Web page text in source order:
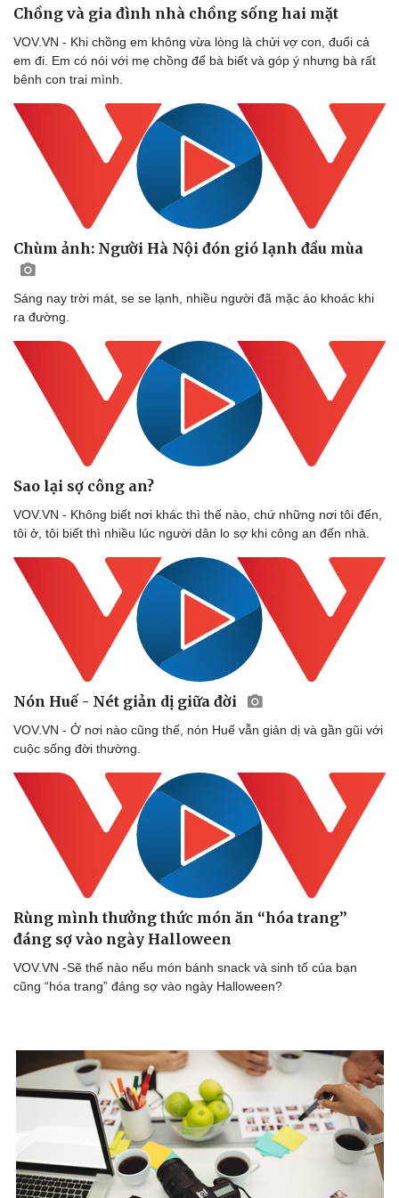
Doanh nghiệp
Thông tin doanh nghiệp
Doanh nghiệp 24h
Doanh nhân
Vì cộng đồng
Sành điệu
Tin Công nghệ
Trải nghiệm
Chuyển đổi số
Chồng và gia đình nhà chồng sống hai mặt
VOV.VN - Khi chồng em không vừa lòng là chửi vợ con, đuổi cả
em đi. Em có nói với mẹ chồng để bà biết và góp ý nhưng bà rất
bênh con trai mình.
Chùm ảnh: Người Hà Nội đón gió lạnh đầu mùa
Sáng nay trời mát, se se lạnh, nhiều người đã mặc áo khoác khi
ra đường.
Sao lại sợ công an?
VOV.VN - Không biết nơi khác thì thế nào, chứ những nơi tôi đến,
tôi ở, tôi biết thì nhiều lúc người dân lo sợ khi công an đến nhà.
Nón Huế - Nét giản dị giữa đời
VOV.VN - Ở nơi nào cũng thế, nón Huế vẫn giản dị và gần gũi với
cuộc sống đời thường.
Rùng mình thưởng thức món ăn “hóa trang”
đáng sợ vào ngày Halloween
VOV.VN -Sẽ thế nào nếu món bánh snack và sinh tố của bạn
cũng “hóa trang” đáng sợ vào ngày Halloween?